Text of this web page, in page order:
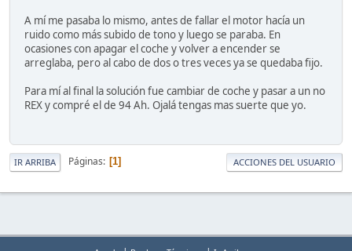
A mí me pasaba lo mismo, antes de fallar el motor hacía un
ruido como más subido de tono y luego se paraba. En
ocasiones con apagar el coche y volver a encender se
arreglaba, pero al cabo de dos o tres veces ya se quedaba fijo.
Para mí al final la solución fue cambiar de coche y pasar a un no
REX y compré el de 94 Ah. Ojalá tengas mas suerte que yo.
IR ARRIBA Páginas 1 ACCIONES DEL USUARIO